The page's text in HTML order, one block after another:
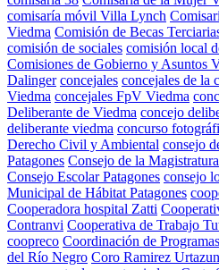
comisaría móvil Villa Lynch
Viedma Comisión de Becas
comisión de sociales comisión local
Comisiones de Gobierno y Asuntos
Dalinger concejales concejales de la
Viedma concejales FpV Viedma
Deliberante de Viedma concejo
deliberante viedma concurso
Derecho Civil y Ambiental consejo
Patagones Consejo de la Magistratura
Consejo Escolar Patagones consejo
Municipal de Hábitat Patagones
Cooperadora hospital Zatti
Contranvi Cooperativa de Trabajo
coopreco Coordinación de
del Río Negro Coro Ramirez Urtazun